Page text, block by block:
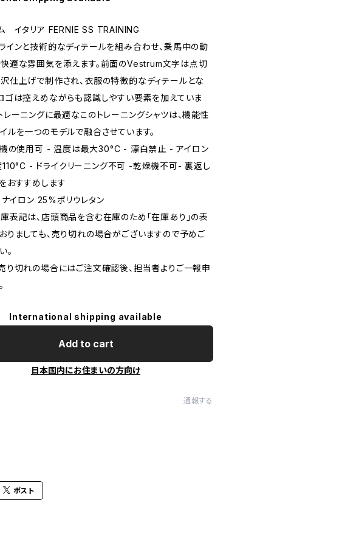
イタリア FERNIE SS TRAINING
インと技術的なディテールを組み合わせ、乗馬中の動
適な雰囲気を添えます。前面のVestrum文字は点切
仕上げで制作され、衣服の特徴的なディテールとな
ゴは控えめながらも認識しやすい要素を加えていま
レーニングに最適なこのトレーニングシャツは、機能性
ルを一つのモデルで融合させています。
の使用可 - 温度は最大30°C - 漂白禁止 - アイロン
- ドライクリーニング不可 -乾燥機不可- 裏返し
おすすめします
イロン 25%ポリウレタン
表記は、店頭商品を含む在庫のため「在庫あり」の表
りましても、売り切れの場合がございますので予めご
。
り切れの場合にはご注文確認後、担当者よりご一報申
International shipping available
Add to cart
日本国内にお住まいの方向け
通報する
ポスト